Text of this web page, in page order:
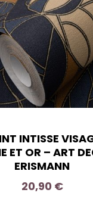
INTISSE
ET OR – ART
ERISMANN
20,90 €